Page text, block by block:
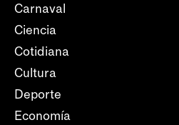
Carnaval
Ciencia
Cotidiana
Cultura
Deporte
Economía